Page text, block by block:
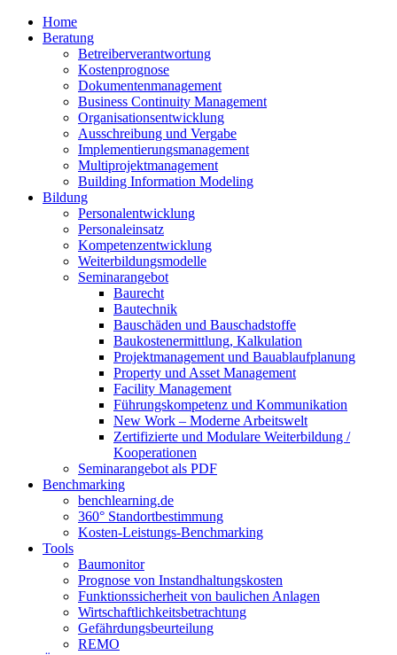
Home
Beratung
Betreiberverantwortung
Kostenprognose
Dokumentenmanagement
Business Continuity Management
Organisationsentwicklung
Ausschreibung und Vergabe
Implementierungsmanagement
Multiprojektmanagement
Building Information Modeling
Bildung
Personalentwicklung
Personaleinsatz
Kompetenzentwicklung
Weiterbildungsmodelle
Seminarangebot
Baurecht
Bautechnik
Bauschäden und Bauschadstoffe
Baukostenermittlung, Kalkulation
Projektmanagement und Bauablaufplanung
Property und Asset Management
Facility Management
Führungskompetenz und Kommunikation
New Work – Moderne Arbeitswelt
Zertifizierte und Modulare Weiterbildung /
Kooperationen
Seminarangebot als PDF
Benchmarking
benchlearning.de
360° Standortbestimmung
Kosten-Leistungs-Benchmarking
Tools
Baumonitor
Prognose von Instandhaltungskosten
Funktionssicherheit von baulichen Anlagen
Wirtschaftlichkeitsbetrachtung
Gefährdungsbeurteilung
REMO